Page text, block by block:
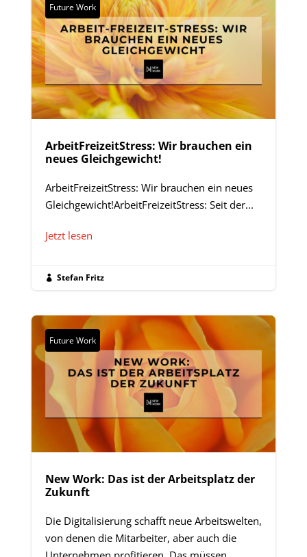
Future Work
ArbeitFreizeitStress: Wir brauchen ein
neues Gleichgewicht!
ArbeitFreizeitStress: Wir brauchen ein neues
Gleichgewicht!ArbeitFreizeitStress: Seit der...
Jetzt lesen
 Stefan Fritz
Future Work
New Work: Das ist der Arbeitsplatz der
Zukunft
Die Digitalisierung schafft neue Arbeitswelten,
von denen die Mitarbeiter, aber auch die